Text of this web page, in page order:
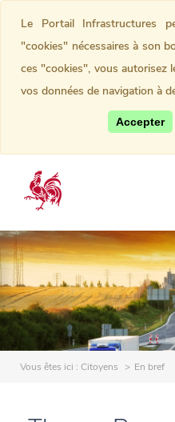
Vous êtes ici : Citoyens En bref
Le Portail Infrastructures
"cookies" nécessaires à son
ces "cookies", vous autorisez
vos données de navigation à
Accepter